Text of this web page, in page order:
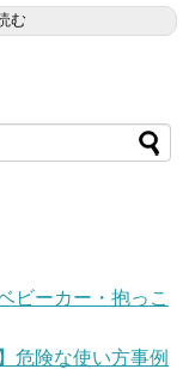
む
ビーカー・抱っこ
危険な使い方事例